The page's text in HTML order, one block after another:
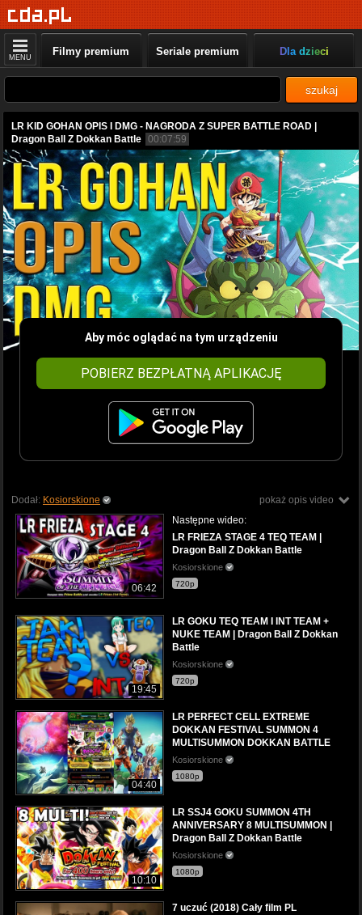
MENU Filmy premium Seriale premium Dla dzieci
szukaj
LR KID GOHAN OPIS I DMG - NAGRODA Z SUPER BATTLE ROAD |
Dragon Ball Z Dokkan Battle 00:07:59
Aby móc oglądać na tym urządzeniu
POBIERZ BEZPŁATNĄ APLIKACJĘ
pokaż opis video
Dodał: Kosiorskione
06:42
Następne wideo:
LR FRIEZA STAGE 4 TEQ TEAM |
Dragon Ball Z Dokkan Battle
Kosiorskione
720p
19:45
LR GOKU TEQ TEAM I INT TEAM +
NUKE TEAM | Dragon Ball Z Dokkan
Battle
Kosiorskione
720p
04:40
LR PERFECT CELL EXTREME
DOKKAN FESTIVAL SUMMON 4
MULTISUMMON DOKKAN BATTLE
Kosiorskione
1080p
10:10
LR SSJ4 GOKU SUMMON 4TH
ANNIVERSARY 8 MULTISUMMON |
Dragon Ball Z Dokkan Battle
Kosiorskione
1080p
7 uczuć (2018) Cały film PL